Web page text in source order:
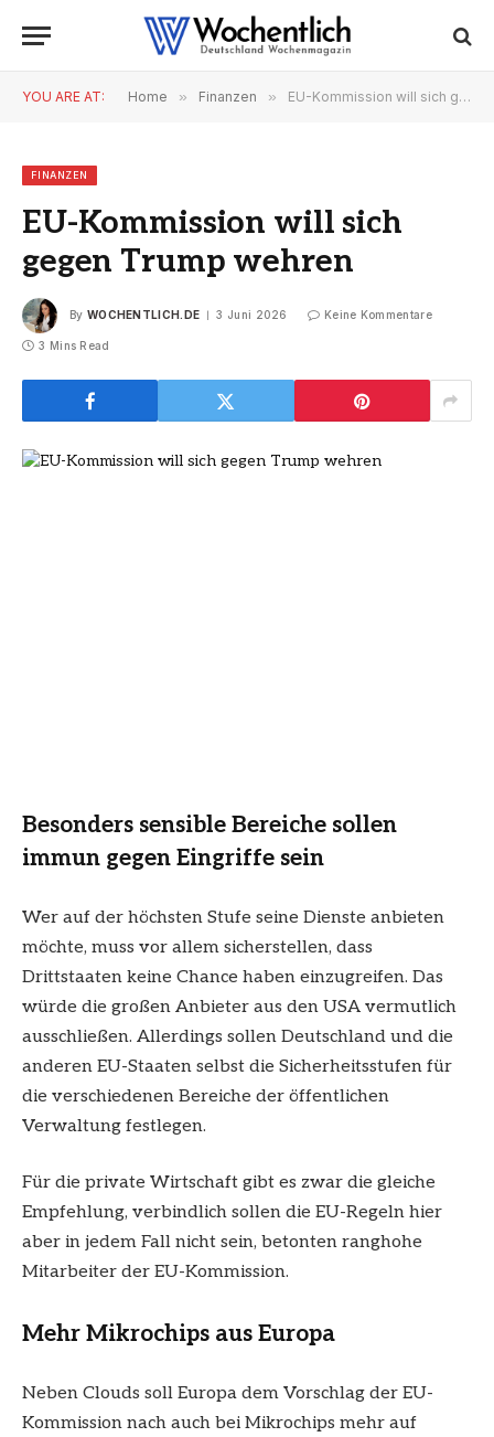
YOU ARE AT: Home » Finanzen » EU-Kommission will sich gegen Trump wehren
FINANZEN
EU-Kommission will sich
gegen Trump wehren
By WOCHENTLICH.DE 3 Juni 2026 Keine Kommentare
3 Mins Read
Besonders sensible Bereiche sollen
immun gegen Eingriffe sein
Wer auf der höchsten Stufe seine Dienste anbieten
möchte, muss vor allem sicherstellen, dass
Drittstaaten keine Chance haben einzugreifen. Das
würde die großen Anbieter aus den USA vermutlich
ausschließen. Allerdings sollen Deutschland und die
anderen EU-Staaten selbst die Sicherheitsstufen für
die verschiedenen Bereiche der öffentlichen
Verwaltung festlegen.
Für die private Wirtschaft gibt es zwar die gleiche
Empfehlung, verbindlich sollen die EU-Regeln hier
aber in jedem Fall nicht sein, betonten ranghohe
Mitarbeiter der EU-Kommission.
Mehr Mikrochips aus Europa
Neben Clouds soll Europa dem Vorschlag der EU-
Kommission nach auch bei Mikrochips mehr auf